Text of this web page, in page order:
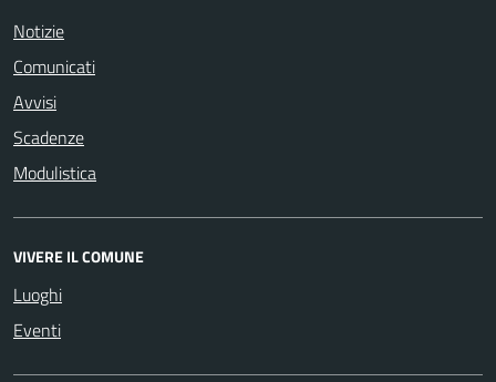
Notizie
Comunicati
Avvisi
Scadenze
Modulistica
VIVERE IL COMUNE
Luoghi
Eventi